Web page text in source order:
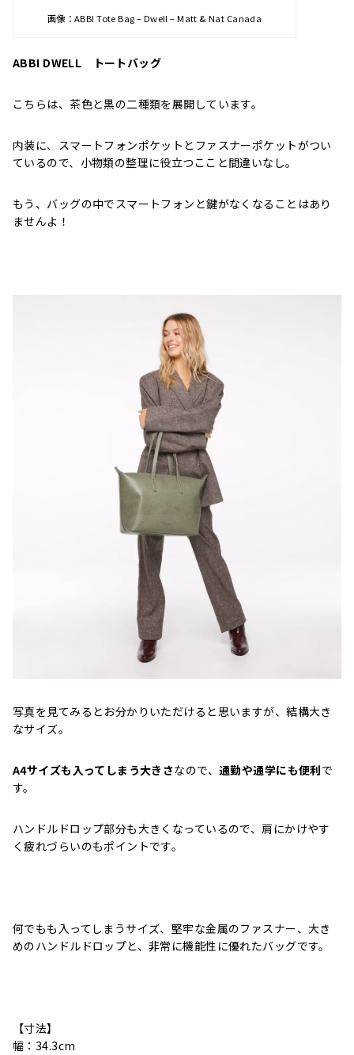
画像：ABBI Tote Bag – Dwell – Matt & Nat Canada
ABBI DWELL トートバッグ
こちらは、茶色と黒の二種類を展開しています。
内装に、スマートフォンポケットとファスナーポケットがつい
ているので、小物類の整理に役立つここと間違いなし。
もう、バッグの中でスマートフォンと鍵がなくなることはあり
ませんよ！
写真を見てみるとお分かりいただけると思いますが、結構大き
なサイズ。
A4サイズも入ってしまう大きさなので、 通勤や通学にも便利で
す。
ハンドルドロップ部分も大きくなっているので、肩にかけやす
く疲れづらいのもポイントです。
何でもも入ってしまうサイズ、堅牢な金属のファスナー、大き
めのハンドルドロップと、非常に機能性に優れたバッグです。
【寸法】
幅：34.3cm